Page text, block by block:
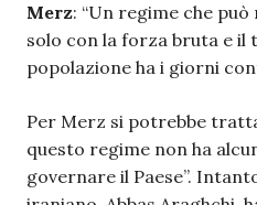
Merz: “Un regime che
solo con la forza bruta e
popolazione ha i giorni
Per Merz si potrebbe
questo regime non ha
governare il Paese”.